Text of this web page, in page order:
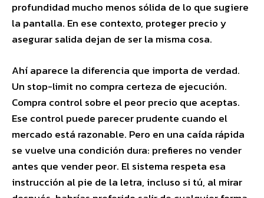
profundidad mucho menos sólida de lo que sugiere
la pantalla. En ese contexto, proteger precio y
asegurar salida dejan de ser la misma cosa.
Ahí aparece la diferencia que importa de verdad.
Un stop-limit no compra certeza de ejecución.
Compra control sobre el peor precio que aceptas.
Ese control puede parecer prudente cuando el
mercado está razonable. Pero en una caída rápida
se vuelve una condición dura: prefieres no vender
antes que vender peor. El sistema respeta esa
instrucción al pie de la letra, incluso si tú, al mirar